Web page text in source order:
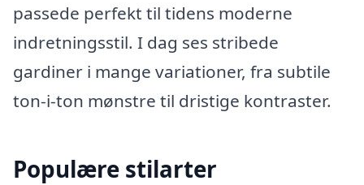
passede perfekt til tidens moderne
indretningsstil. I dag ses stribede
gardiner i mange variationer, fra subtile
ton-i-ton mønstre til dristige kontraster.
Populære stilarter